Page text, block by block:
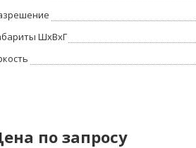
ШхВхГ
по запросу